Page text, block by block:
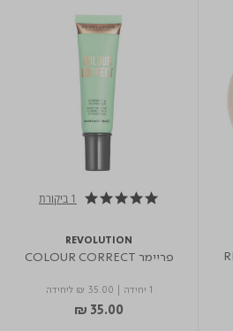
5.0 star rating 1 ביקורת
REVOLUTION
פריימר COLOUR CORRECT
1 יחידה ₪ 35.00 ליחידה
₪ 35.00